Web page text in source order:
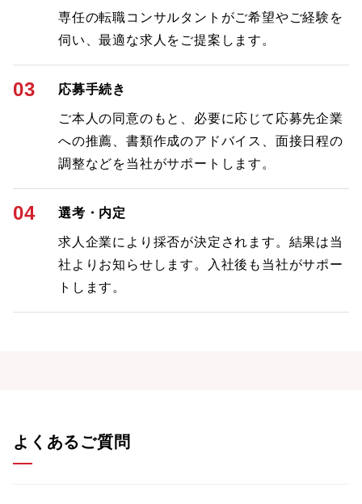
専任の転職コンサルタントがご希望やご経験を
伺い、最適な求人をご提案します。
03 応募手続き
ご本人の同意のもと、必要に応じて応募先企業
への推薦、書類作成のアドバイス、面接日程の
調整などを当社がサポートします。
04 選考・内定
求人企業により採否が決定されます。結果は当
社よりお知らせします。入社後も当社がサポー
トします。
よくあるご質問